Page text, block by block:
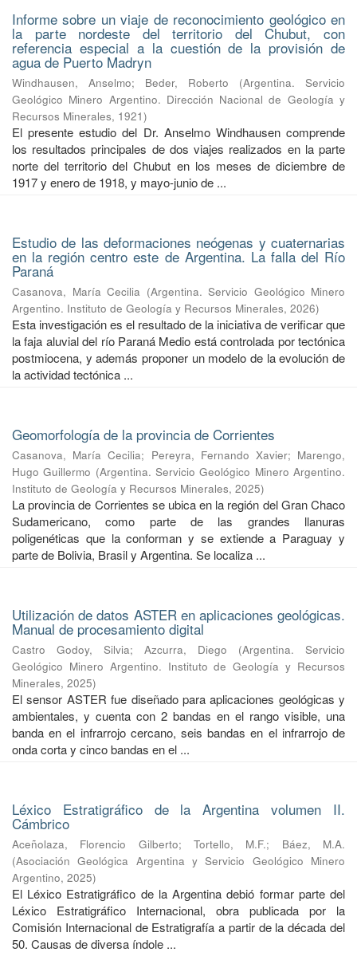
Informe sobre un viaje de reconocimiento geológico en
la parte nordeste del territorio del Chubut, con
referencia especial a la cuestión de la provisión de
agua de Puerto Madryn
Windhausen, Anselmo; Beder, Roberto (Argentina. Servicio
Geológico Minero Argentino. Dirección Nacional de Geología y
Recursos Minerales, 1921)
El presente estudio del Dr. Anselmo Windhausen comprende
los resultados principales de dos viajes realizados en la parte
norte del territorio del Chubut en los meses de diciembre de
1917 y enero de 1918, y mayo-junio de ...
Estudio de las deformaciones neógenas y cuaternarias
en la región centro este de Argentina. La falla del Río
Paraná
Casanova, María Cecilia (Argentina. Servicio Geológico Minero
Argentino. Instituto de Geología y Recursos Minerales, 2026)
Esta investigación es el resultado de la iniciativa de verificar que
la faja aluvial del río Paraná Medio está controlada por tectónica
postmiocena, y además proponer un modelo de la evolución de
la actividad tectónica ...
Geomorfología de la provincia de Corrientes
Casanova, María Cecilia; Pereyra, Fernando Xavier; Marengo,
Hugo Guillermo (Argentina. Servicio Geológico Minero Argentino.
Instituto de Geología y Recursos Minerales, 2025)
La provincia de Corrientes se ubica en la región del Gran Chaco
Sudamericano, como parte de las grandes llanuras
poligenéticas que la conforman y se extiende a Paraguay y
parte de Bolivia, Brasil y Argentina. Se localiza ...
Utilización de datos ASTER en aplicaciones geológicas.
Manual de procesamiento digital
Castro Godoy, Silvia; Azcurra, Diego (Argentina. Servicio
Geológico Minero Argentino. Instituto de Geología y Recursos
Minerales, 2025)
El sensor ASTER fue diseñado para aplicaciones geológicas y
ambientales, y cuenta con 2 bandas en el rango visible, una
banda en el infrarrojo cercano, seis bandas en el infrarrojo de
onda corta y cinco bandas en el ...
Léxico Estratigráfico de la Argentina volumen II.
Cámbrico
Aceñolaza, Florencio Gilberto;Tortello, M.F.; Báez, M.A.
(Asociación Geológica Argentina y Servicio Geológico Minero
Argentino, 2025)
El Léxico Estratigráfico de la Argentina debió formar parte del
Léxico Estratigráfico Internacional, obra publicada por la
Comisión Internacional de Estratigrafía a partir de la década del
50. Causas de diversa índole ...